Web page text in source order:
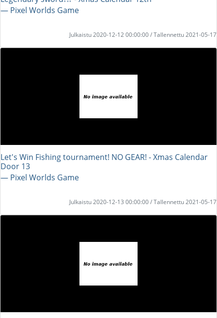
― Pixel Worlds Game
Julkaistu 2020-12-12 00:00:00 / Tallennettu 2021-05-17
Let's Win Fishing tournament! NO GEAR! - Xmas Calendar
Door 13
― Pixel Worlds Game
Julkaistu 2020-12-13 00:00:00 / Tallennettu 2021-05-17